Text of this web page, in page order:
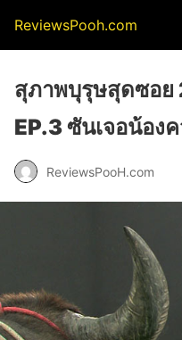
ReviewsPooh.com
สุภาพบุรุษสุดซอ
EP.3 ซันเจอน้อง
ReviewsPooH.com